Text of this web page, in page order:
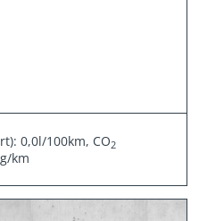
0,0l/100km, CO2
km